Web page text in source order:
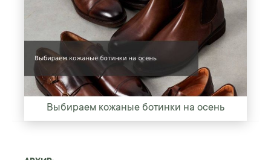
Выбираем кожаные ботинки на осень